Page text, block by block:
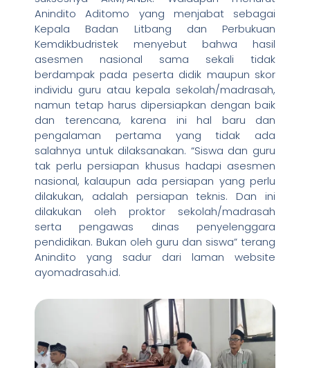
Anindito Aditomo yang menjabat sebagai
Kepala Badan Litbang dan Perbukuan
Kemdikbudristek menyebut bahwa hasil
asesmen nasional sama sekali tidak
berdampak pada peserta didik maupun skor
individu guru atau kepala sekolah/madrasah,
namun tetap harus dipersiapkan dengan baik
dan terencana, karena ini hal baru dan
pengalaman pertama yang tidak ada
salahnya untuk dilaksanakan. “Siswa dan guru
tak perlu persiapan khusus hadapi asesmen
nasional, kalaupun ada persiapan yang perlu
dilakukan, adalah persiapan teknis. Dan ini
dilakukan oleh proktor sekolah/madrasah
serta pengawas dinas penyelenggara
pendidikan. Bukan oleh guru dan siswa” terang
Anindito yang sadur dari laman website
ayomadrasah.id.